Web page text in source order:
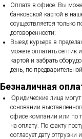
Оплата в офисе. Вы
банковской картой в
осуществляется только
договоренности;
Выезд курьера в
можете оплатить
картой и забрать
день, по
Безналичная
Юридические лица могут
основании
офисе компании или по
на оплату. По факту
согласует дату